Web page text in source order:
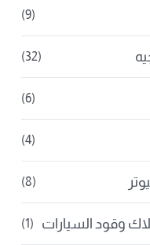
(9)
(32)
(6)
(4)
(8)
وقود السيارات (1)